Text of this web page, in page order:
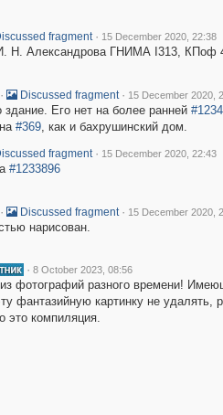
fragment · 15 December 2020, 22:38
Н. Александрова ГНИМА I313, КПоф
· Discussed fragment · 15 December 2020,
здание. Его нет на более ранней
#369, как и бахрушинский дом.
fragment · 15 December 2020, 22:43
#1233896
· Discussed fragment · 15 December 2020,
нарисован.
· 8 October 2023, 08:56
фотографий разного времени!
фантазийную картинку не удалять,
это компиляция.